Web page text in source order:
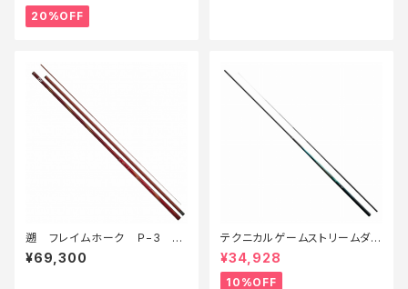
20%OFF
遡 フレイムホーク Ｐ−3 8
0Ｍ・Ｅ
¥69,300
テクニカルゲームストリームダン
サー 53 新製品2024【継続セー
ル_ロッド】【10】
¥34,928
10%OFF